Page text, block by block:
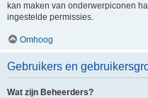
kan maken van onderwerpiconen
ingestelde permissies.
Omhoog
Gebruikers en
Wat zijn Beheerders?